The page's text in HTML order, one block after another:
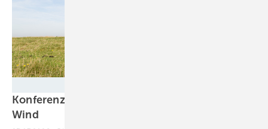
Konferenz Windwert: Mehr Wertschöpfung aus
Wind